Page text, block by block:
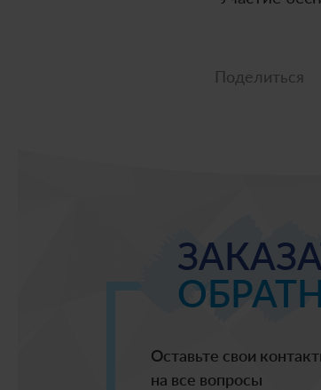
Поделиться
Оставьте свои
на все вопросы